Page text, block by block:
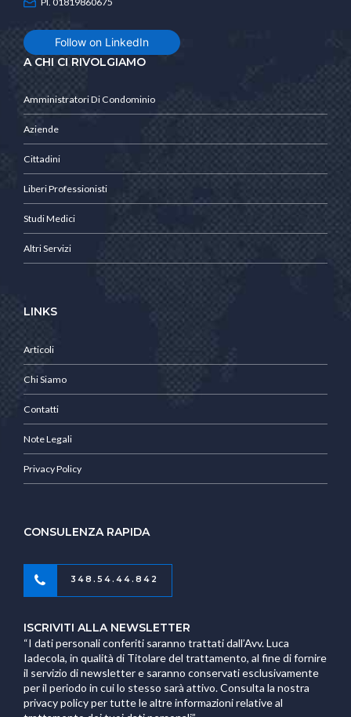
Follow on LinkedIn
A CHI CI RIVOLGIAMO
Amministratori Di Condominio
Aziende
Cittadini
Liberi Professionisti
Studi Medici
Altri Servizi
LINKS
Articoli
Chi Siamo
Contatti
Note Legali
Privacy Policy
CONSULENZA RAPIDA
348.54.44.842
ISCRIVITI ALLA NEWSLETTER
“I dati personali conferiti saranno trattati dall’Avv. Luca
Iadecola, in qualità di Titolare del trattamento, al fine di fornire
il servizio di newsletter e saranno conservati esclusivamente
per il periodo in cui lo stesso sarà attivo. Consulta la nostra
privacy policy per tutte le altre informazioni relative al